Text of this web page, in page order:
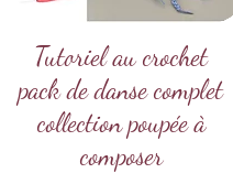
Quick View
Tutoriel au crochet
pack de danse complet
collection poupée à
composer